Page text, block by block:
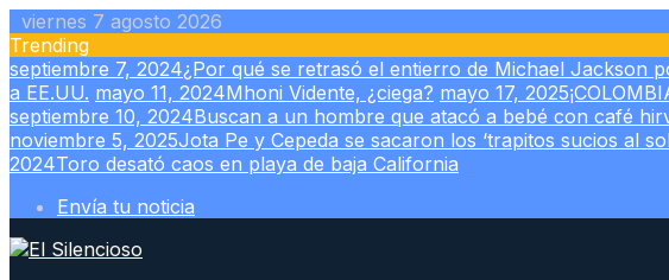
Skip
to
content
viernes 7 agosto 2026
Trending
septiembre 7, 2024¿Por qué se retrasó el entierro de Michael Jackson
a EE.UU. mayo 11, 2024Mhoni Vidente, ¿ciega? mayo 17, 2025
septiembre 10, 2024Buscan a un hombre que atacó a bebé con café
noviembre 5, 2025Jota Pe y Cepeda se sacaron los ‘trapitos sucios al
2024Toro desató caos en playa de baja California
Envía tu noticia